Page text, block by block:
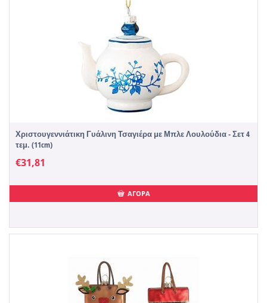
Χριστουγεννιάτικη Γυάλινη Τσαγιέρα με Μπλε Λουλούδια - Σετ 4
τεμ. (11cm)
€31,81
ΑΓΟΡΑ